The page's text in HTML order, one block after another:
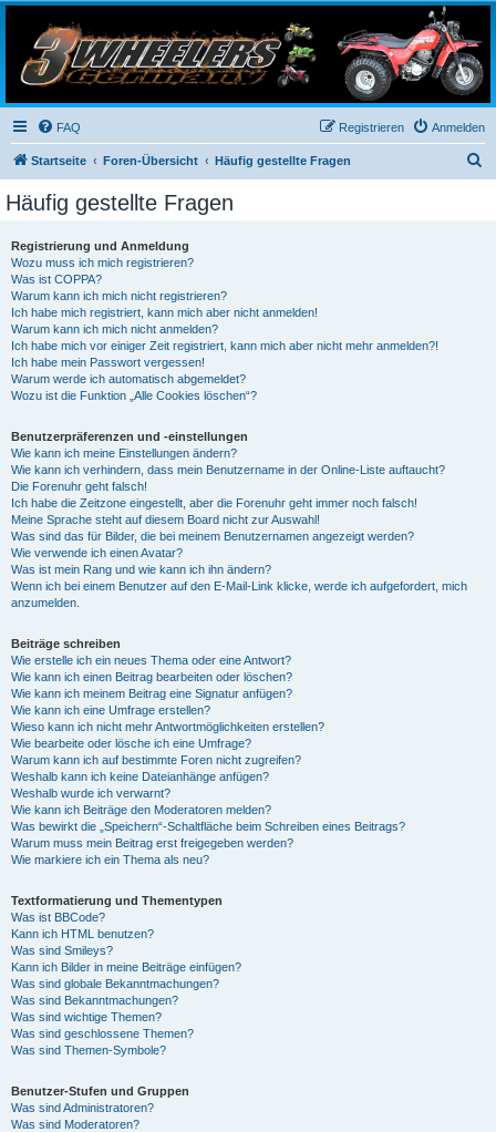
3-Wheelers Germany
Honda, Yamaha, Kawasaki Trike
FAQ Anmelden
Registrieren
Startseite Foren-Übersicht Häufig gestellte Fragen
Häufig gestellte Fragen
Registrierung und Anmeldung
Wozu muss ich mich registrieren?
Was ist COPPA?
Warum kann ich mich nicht registrieren?
Ich habe mich registriert, kann mich aber nicht anmelden!
Warum kann ich mich nicht anmelden?
Ich habe mich vor einiger Zeit registriert, kann mich aber nicht mehr anmelden?!
Ich habe mein Passwort vergessen!
Warum werde ich automatisch abgemeldet?
Wozu ist die Funktion „Alle Cookies löschen“?
Benutzerpräferenzen und -einstellungen
Wie kann ich meine Einstellungen ändern?
Wie kann ich verhindern, dass mein Benutzername in der Online-Liste auftaucht?
Die Forenuhr geht falsch!
Ich habe die Zeitzone eingestellt, aber die Forenuhr geht immer noch falsch!
Meine Sprache steht auf diesem Board nicht zur Auswahl!
Was sind das für Bilder, die bei meinem Benutzernamen angezeigt werden?
Wie verwende ich einen Avatar?
Was ist mein Rang und wie kann ich ihn ändern?
Wenn ich bei einem Benutzer auf den E-Mail-Link klicke, werde ich aufgefordert, mich
anzumelden.
Beiträge schreiben
Wie erstelle ich ein neues Thema oder eine Antwort?
Wie kann ich einen Beitrag bearbeiten oder löschen?
Wie kann ich meinem Beitrag eine Signatur anfügen?
Wie kann ich eine Umfrage erstellen?
Wieso kann ich nicht mehr Antwortmöglichkeiten erstellen?
Wie bearbeite oder lösche ich eine Umfrage?
Warum kann ich auf bestimmte Foren nicht zugreifen?
Weshalb kann ich keine Dateianhänge anfügen?
Weshalb wurde ich verwarnt?
Wie kann ich Beiträge den Moderatoren melden?
Was bewirkt die „Speichern“-Schaltfläche beim Schreiben eines Beitrags?
Warum muss mein Beitrag erst freigegeben werden?
Wie markiere ich ein Thema als neu?
Textformatierung und Thementypen
Was ist BBCode?
Kann ich HTML benutzen?
Was sind Smileys?
Kann ich Bilder in meine Beiträge einfügen?
Was sind globale Bekanntmachungen?
Was sind Bekanntmachungen?
Was sind wichtige Themen?
Was sind geschlossene Themen?
Was sind Themen-Symbole?
Benutzer-Stufen und Gruppen
Was sind Administratoren?
Was sind Moderatoren?